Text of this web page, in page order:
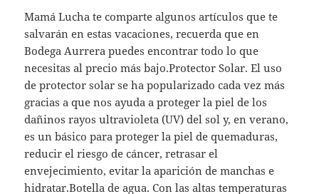
Mamá Lucha te comparte algunos artículos que te
salvarán en estas vacaciones, recuerda que en
Bodega Aurrera puedes encontrar todo lo que
necesitas al precio más bajo.Protector Solar. El uso
de protector solar se ha popularizado cada vez más
gracias a que nos ayuda a proteger la piel de los
dañinos rayos ultravioleta (UV) del sol y, en verano,
es un básico para proteger la piel de quemaduras,
reducir el riesgo de cáncer, retrasar el
envejecimiento, evitar la aparición de manchas e
hidratar.Botella de agua. Con las altas temperaturas